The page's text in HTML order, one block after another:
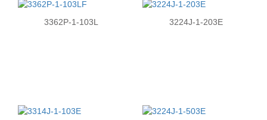
3362P-1-103L 3224J-1-203E